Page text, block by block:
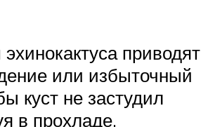
приводят
или избыточный
куст не застудил
в прохладе,